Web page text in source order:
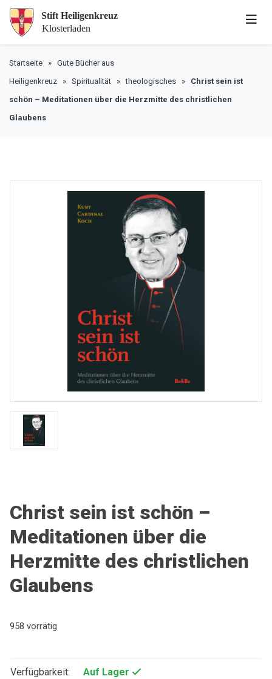
Startseite » Gute Bücher aus
Heiligenkreuz » Spiritualität »theologisches » Christ sein ist
schön – Meditationen über die Herzmitte des christlichen
Glaubens
Christ sein ist schön –
Meditationen über die
Herzmitte des christlichen
Glaubens
958 vorrätig
Verfügbarkeit: Auf Lager